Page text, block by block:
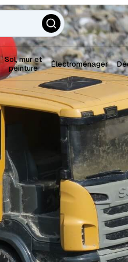
Sol, mur et
peinture
Électroménager